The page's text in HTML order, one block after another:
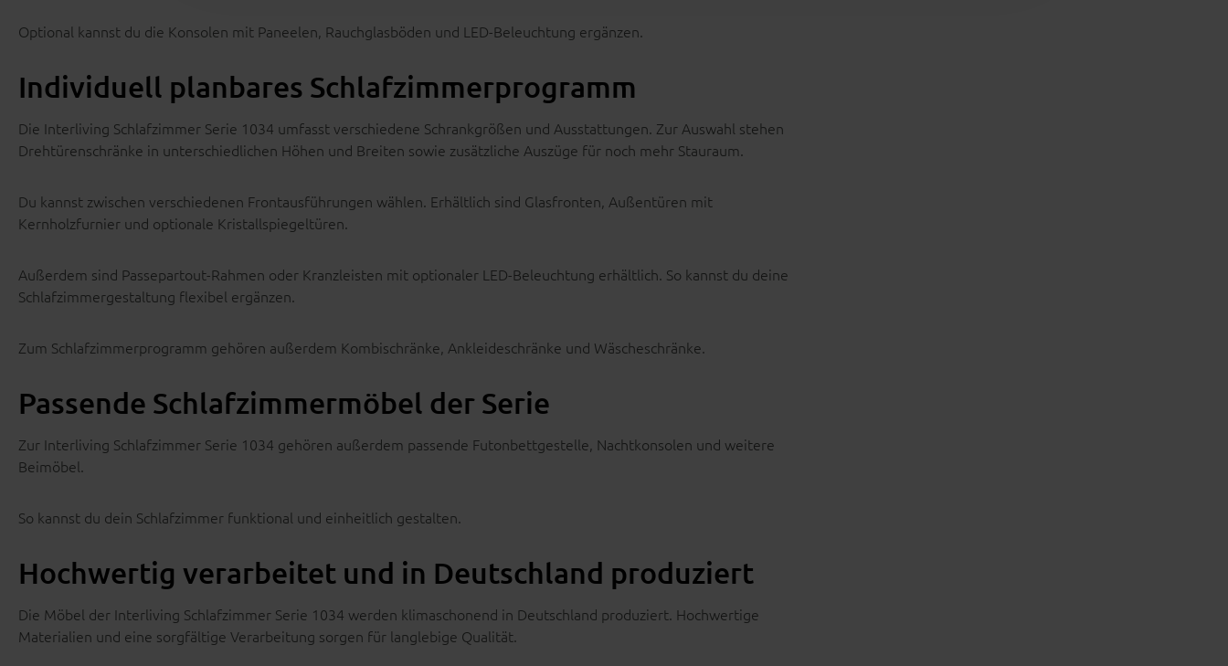
Optional kannst du die Konsolen mit Paneelen, Rauchglasböden und LED-Beleuchtung ergänzen.
Individuell planbares Schlafzimmerprogramm
Die Interliving Schlafzimmer Serie 1034 umfasst verschiedene Schrankgrößen und Ausstattungen. Zur Auswahl stehen
Drehtürenschränke in unterschiedlichen Höhen und Breiten sowie zusätzliche Auszüge für noch mehr Stauraum.
Du kannst zwischen verschiedenen Frontausführungen wählen. Erhältlich sind Glasfronten, Außentüren mit
Kernholzfurnier und optionale Kristallspiegeltüren.
Außerdem sind Passepartout-Rahmen oder Kranzleisten mit optionaler LED-Beleuchtung erhältlich. So kannst du deine
Schlafzimmergestaltung flexibel ergänzen.
Zum Schlafzimmerprogramm gehören außerdem Kombischränke, Ankleideschränke und Wäscheschränke.
Passende Schlafzimmermöbel der Serie
Zur Interliving Schlafzimmer Serie 1034 gehören außerdem passende Futonbettgestelle, Nachtkonsolen und weitere
Beimöbel.
So kannst du dein Schlafzimmer funktional und einheitlich gestalten.
Hochwertig verarbeitet und in Deutschland produziert
Die Möbel der Interliving Schlafzimmer Serie 1034 werden klimaschonend in Deutschland produziert. Hochwertige
Materialien und eine sorgfältige Verarbeitung sorgen für langlebige Qualität.